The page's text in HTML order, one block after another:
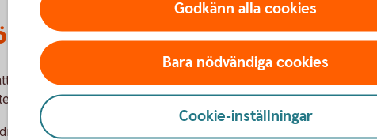
dig som lärare
tillsammans med din klass, se filmen
gärna kring elevernas reflektioner efter filmen.
Godkänn alla cookies
Bara nödvändiga cookies
Cookie-inställningar